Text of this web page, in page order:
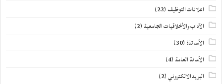
اعلانات التوظيف (22)
الآداب والأخلاقيات الجامعية (2)
الأساتذة(30)
الأمانة العامة (4)
البريد الالكتروني(2)